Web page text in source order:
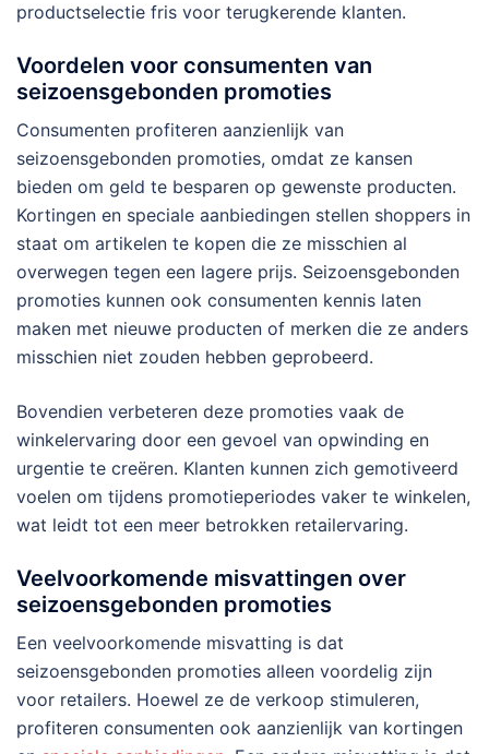
productselectie fris voor terugkerende klanten.
Voordelen voor consumenten van
seizoensgebonden promoties
Consumenten profiteren aanzienlijk van
seizoensgebonden promoties, omdat ze kansen
bieden om geld te besparen op gewenste producten.
Kortingen en speciale aanbiedingen stellen shoppers in
staat om artikelen te kopen die ze misschien al
overwegen tegen een lagere prijs. Seizoensgebonden
promoties kunnen ook consumenten kennis laten
maken met nieuwe producten of merken die ze anders
misschien niet zouden hebben geprobeerd.
Bovendien verbeteren deze promoties vaak de
winkelervaring door een gevoel van opwinding en
urgentie te creëren. Klanten kunnen zich gemotiveerd
voelen om tijdens promotieperiodes vaker te winkelen,
wat leidt tot een meer betrokken retailervaring.
Veelvoorkomende misvattingen over
seizoensgebonden promoties
Een veelvoorkomende misvatting is dat
seizoensgebonden promoties alleen voordelig zijn
voor retailers. Hoewel ze de verkoop stimuleren,
profiteren consumenten ook aanzienlijk van kortingen